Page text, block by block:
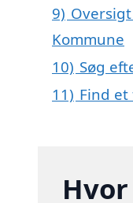
9)
Kommune
10) Søg
11) Find